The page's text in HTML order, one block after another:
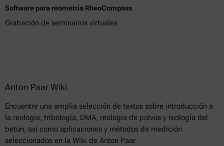
Software para reometría RheoCompass
Grabación de seminarios virtuales
Anton Paar Wiki
Encuentre una amplia selección de textos sobre introducción a
la reología, tribología, DMA, reología de polvos y reología del
betún, así como aplicaciones y métodos de medición
seleccionados en la Wiki de Anton Paar.